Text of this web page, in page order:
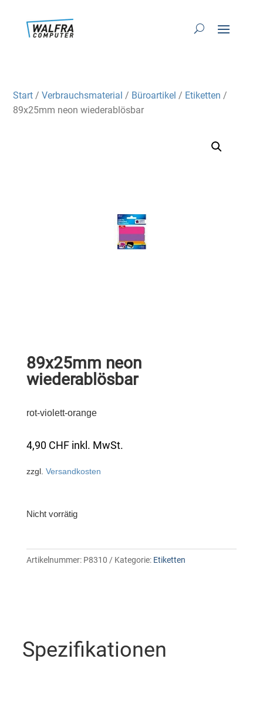
Start /Verbrauchsmaterial / Büroartikel / Etiketten /
89x25mm neon wiederablösbar
89x25mm neon
wiederablösbar
rot-violett-orange
4,90 CHF inkl. MwSt.
zzgl. Versandkosten
Nicht vorrätig
Artikelnummer: P8310 Kategorie: Etiketten
Spezifikationen